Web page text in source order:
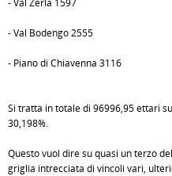
- Val Zerla 1597
- Val Bodengo 2555
- Piano di Chiavenna 3116
Si tratta in totale di 96996,95 ettari
30,198%.
Questo vuol dire su quasi un terzo
griglia intrecciata di vincoli vari,